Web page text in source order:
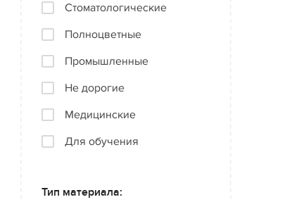
Стоматологические
Полноцветные
Промышленные
Не дорогие
Медицинские
Для обучения
Тип материала: